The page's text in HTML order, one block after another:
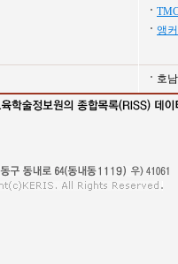
앵
호